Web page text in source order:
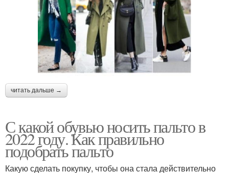
читать дальше →
С какой обувью носить пальто в
2022 году. Как правильно
подобрать пальто
Какую сделать покупку, чтобы она стала действительно